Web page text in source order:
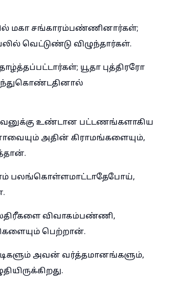
மகா சங்காரம்பண்ணினார்கள்;
வெட்டுண்டு விழுந்தார்கள்.
யூதா புத்திரரோ
உண்டான பட்டணங்களாகிய
அதின் கிராமங்களையும்,
பலங்கொள்ளமாட்டாதேபோய்,
விவாகம்பண்ணி,
பெற்றான்.
அவன் வர்த்தமானங்களும்,